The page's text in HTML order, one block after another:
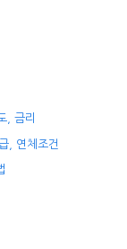
, 금리
, 연체조건